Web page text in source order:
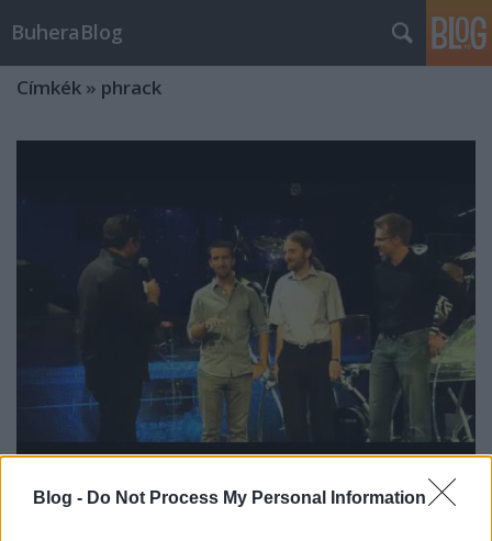
Blog - Do Not Process My Personal Information
BuheraBlog
Címkék » phrack